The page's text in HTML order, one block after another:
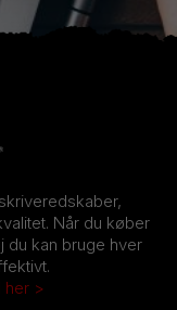
Når du køber
du kan bruge hver
her >